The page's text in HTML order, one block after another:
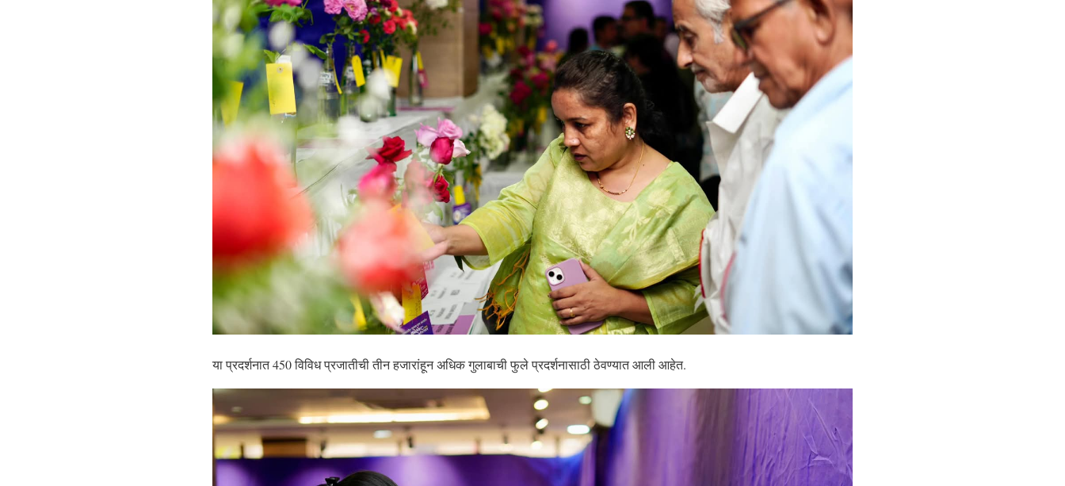
या प्रदर्शनात 450 विविध प्रजातीची तीन हजारांहून अधिक गुलाबाची फुले प्रदर्शनासाठी ठेवण्यात आली आहेत.